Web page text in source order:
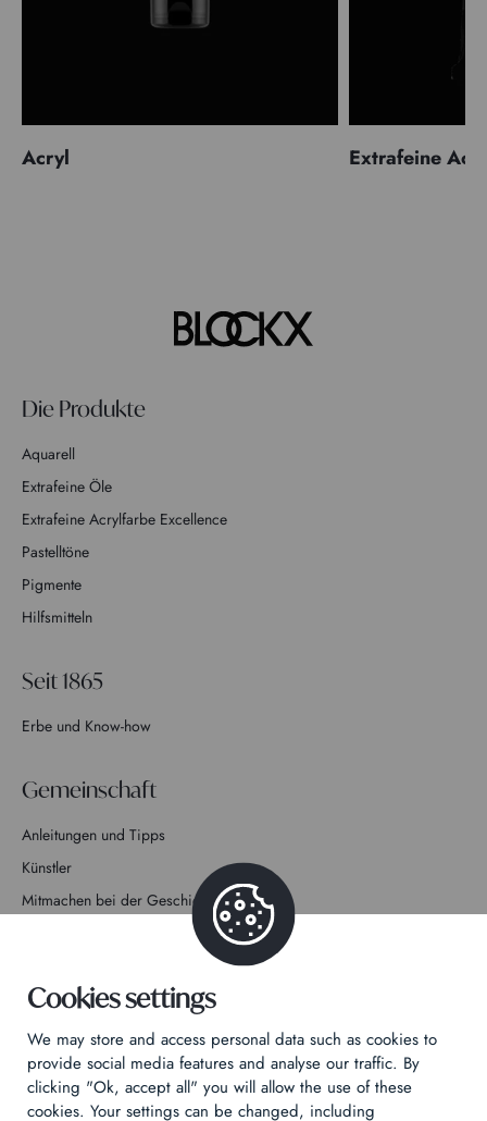
Acryl Extrafeine
Die Produkte
Aquarell
Extrafeine Öle
Extrafeine Acrylfarbe Excellence
Pastelltöne
Pigmente
Hilfsmitteln
Seit 1865
Erbe und Know-how
Gemeinschaft
Anleitungen und Tipps
Künstler
Mitmachen bei der Geschichte
Datenschutzrichtlinie
Cookies settings
We may store and access personal data such as cookies to
provide social media features and analyse our traffic. By
clicking "Ok, accept all" you will allow the use of these
cookies. Your settings can be changed, including